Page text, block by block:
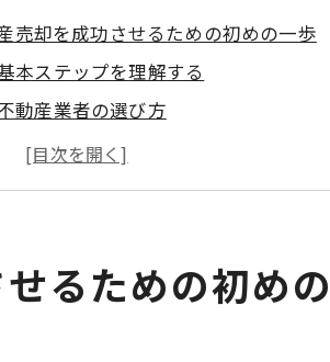
売却を成功させるための初めの一歩
本ステップを理解する
動産業者の選び方
済状況の確認方法
却価格の設定
続きの流れ
識任意売却がもたらす自由
るための初め